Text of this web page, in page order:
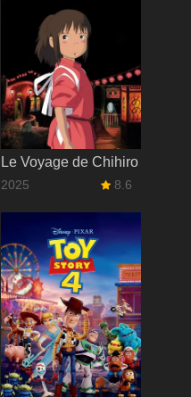
Le Voyage de Chihiro
2025 8.6